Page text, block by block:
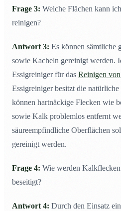
Frage 3: Welche Flächen kann
reinigen?
Antwort 3: Es können sämtliche
sowie Kacheln gereinigt werden.
Essigreiniger für das Reinigen
Essigreiniger besitzt die
können hartnäckige Flecken wie
sowie Kalk problemlos entfernt
säureempfindliche Oberflächen
gereinigt werden.
Frage 4: Wie werden
beseitigt?
Antwort 4: Durch den Einsatz